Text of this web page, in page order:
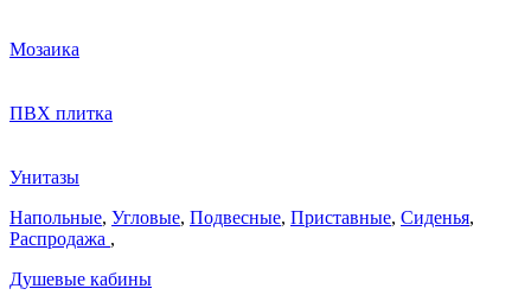
Мозаика
ПВХ плитка
Унитазы
Напольные, Угловые, Подвесные, Приставные, Сиденья,
Распродажа ,
Душевые кабины